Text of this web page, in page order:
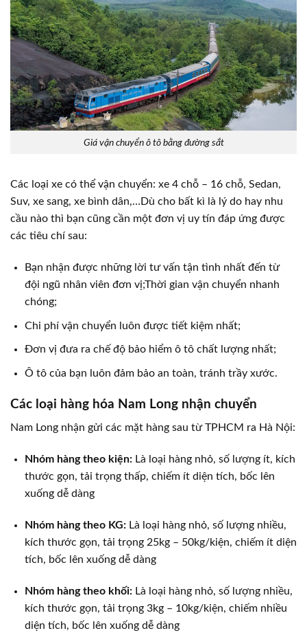
Giá vận chuyển ô tô bằng đường sắt
Các loại xe có thể vận chuyển: xe 4 chỗ – 16 chỗ, Sedan,
Suv, xe sang, xe bình dân,…Dù cho bất kì là lý do hay nhu
cầu nào thì bạn cũng cần một đơn vị uy tín đáp ứng được
các tiêu chí sau:
Bạn nhận được những lời tư vấn tận tình nhất đến từ
đội ngũ nhân viên đơn vị;Thời gian vận chuyển nhanh
chóng;
Chi phí vận chuyển luôn được tiết kiệm nhất;
Đơn vị đưa ra chế độ bảo hiểm ô tô chất lượng nhất;
Ô tô của bạn luôn đảm bảo an toàn, tránh trầy xước.
Các loại hàng hóa Nam Long nhận chuyển
Nam Long nhận gửi các mặt hàng sau từ TPHCM ra Hà Nội:
Nhóm hàng theo kiện: Là loại hàng nhỏ, số lượng ít, kích
thước gọn, tải trọng thấp, chiếm ít diện tích, bốc lên
xuống dễ dàng
Nhóm hàng theo KG:Là loại hàng nhỏ, số lượng nhiều,
kích thước gọn, tải trọng 25kg – 50kg/kiện, chiếm ít diện
tích, bốc lên xuống dễ dàng
Nhóm hàng theo khối:Là loại hàng nhỏ, số lượng nhiều,
kích thước gọn, tải trọng 3kg – 10kg/kiện, chiếm nhiều
diện tích, bốc lên xuống dễ dàng